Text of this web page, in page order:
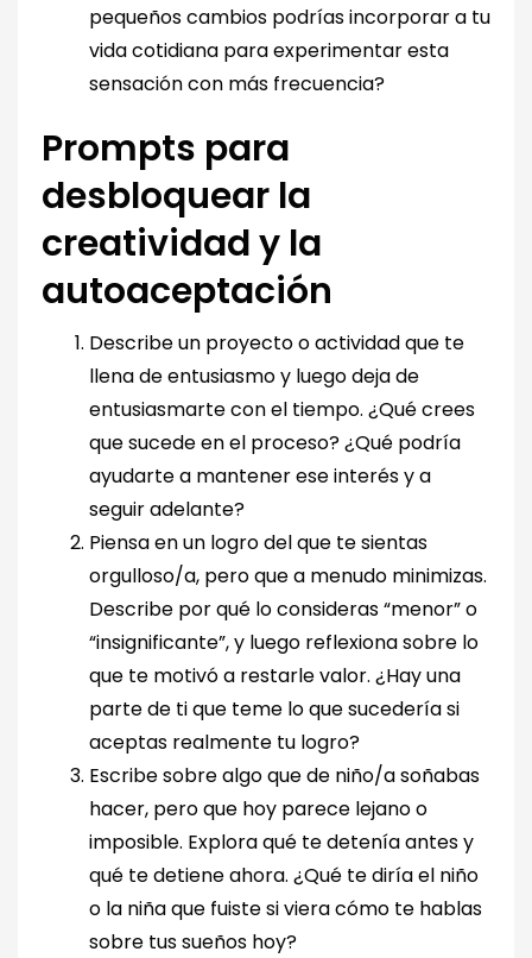
pequeños cambios podrías incorporar a tu
vida cotidiana para experimentar esta
sensación con más frecuencia?
Prompts para
desbloquear la
creatividad y la
autoaceptación
Describe un proyecto o actividad que te
llena de entusiasmo y luego deja de
entusiasmarte con el tiempo. ¿Qué crees
que sucede en el proceso? ¿Qué podría
ayudarte a mantener ese interés y a
seguir adelante?
Piensa en un logro del que te sientas
orgulloso/a, pero que a menudo minimizas.
Describe por qué lo consideras “menor” o
“insignificante”, y luego reflexiona sobre lo
que te motivó a restarle valor. ¿Hay una
parte de ti que teme lo que sucedería si
aceptas realmente tu logro?
Escribe sobre algo que de niño/a soñabas
hacer, pero que hoy parece lejano o
imposible. Explora qué te detenía antes y
qué te detiene ahora. ¿Qué te diría el niño
o la niña que fuiste si viera cómo te hablas
sobre tus sueños hoy?